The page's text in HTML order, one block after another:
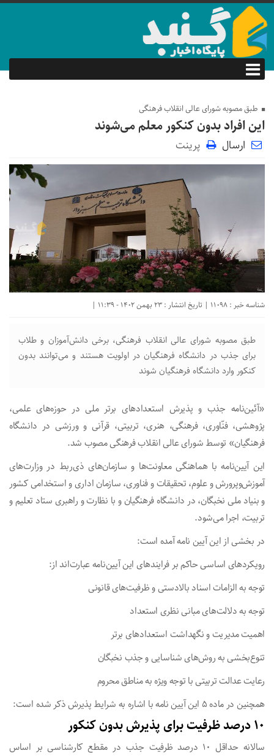
طبق مصوبه شورای عالی انقلاب فرهنگی
این افراد بدون کنکور معلم می‌شوند
ارسال پرینت
شناسه خبر : 11098 | تاریخ انتشار : 23 بهمن 1402 - 11:39 |
طبق مصوبه شورای عالی انقلاب فرهنگی، برخی دانش‌آموزان و طلاب
برای جذب در دانشگاه فرهنگیان در اولویت هستند و می‌توانند بدون
کنکور وارد دانشگاه فرهنگیان شوند
«آئین‌نامه جذب و پذیرش استعدادهای برتر ملی در حوزه‌های علمی،
پژوهشی، فنّاوری، فرهنگی، هنری، تربیتی، قرآنی و ورزشی در دانشگاه
فرهنگیان» توسط شورای عالی انقلاب فرهنگی مصوب شد.
این آیین‌نامه با هماهنگی معاونت‌ها و سازمان‌های ذی‌ربط در وزارت‌های
آموزش‌وپرورش و علوم، تحقیقات و فناوری، سازمان اداری و استخدامی کشور
و بنیاد ملی نخبگان، در دانشگاه فرهنگیان و با نظارت و راهبری ستاد تعلیم و
تربیت، اجرا می‌شود.
در بخشی از این آیین نامه آمده است:
رویکردهای اساسی حاکم بر فرایندهای این ‌آیین‌نامه عبارت‌اند از:
توجه به الزامات اسناد بالادستی و ظرفیت‌های قانونی
توجه به دلالت‌های مبانی نظری استعداد
اهمیت مدیریت و نگهداشت استعدادهای برتر
تنوع‌بخشی به روش‌های شناسایی و جذب نخبگان
رعایت عدالت تربیتی با توجه ویژه به مناطق محروم
همچنین در ماده ۵ این آیین نامه با اشاره به شرایط پذیرش ذکر شده است:
۱۰ درصد ظرفیت برای پذیرش بدون کنکور
سالانه حداقل ۱۰ درصد ظرفیت جذب در مقطع کارشناسی بر اساس